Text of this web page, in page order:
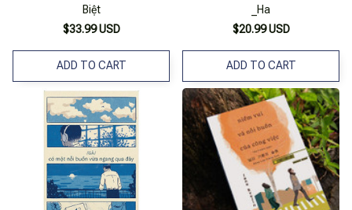
Biệt
$33.99 USD
ADD TO CART
_Ha
$20.99 USD
ADD TO CART